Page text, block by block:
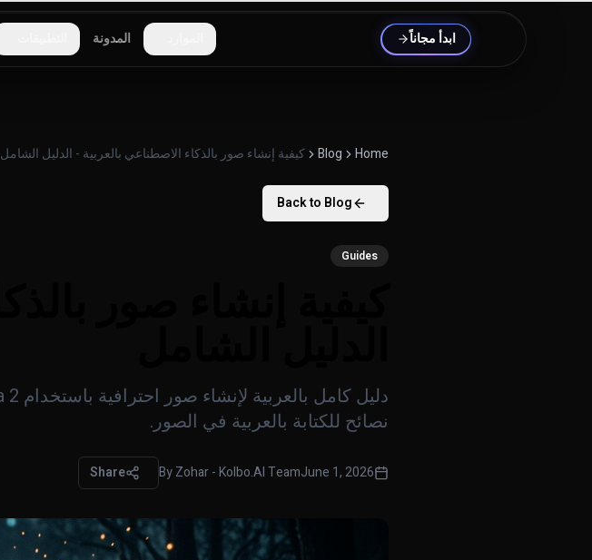
تخطَّ إلى المحتوى
المدونة ابدأ مجاناً
Home
Blog كيفية إنشاء صور بالذكاء الاصطناعي بالعربية - الدليل الشامل
Back to Blog
Guides
نصائح للكتابة بالعربية في الصور.
June 1, 2026
ByZohar - Kolbo.AI Team
Share